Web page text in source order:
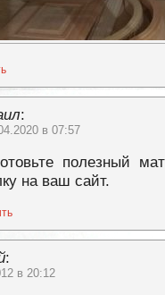
:
в 07:57
полезный
на ваш сайт.
:
в 20:12